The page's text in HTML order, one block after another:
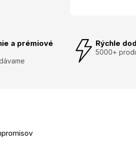
a prémiové
Rýchle
5000+